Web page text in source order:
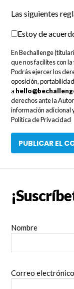
Las siguientes
Estoy de
En Bechallenge
que nos facilites con
Podrás ejercer los
oposición,
a
derechos ante la
información adicional
Política de Privacidad
Nombre
Correo electrónico